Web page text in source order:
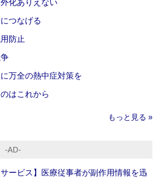
化ありえない
つなげる
防止
万全の熱中症対策を
はこれから
もっと見る »
‐AD‐
サービス】医療従事者が副作用情報を迅